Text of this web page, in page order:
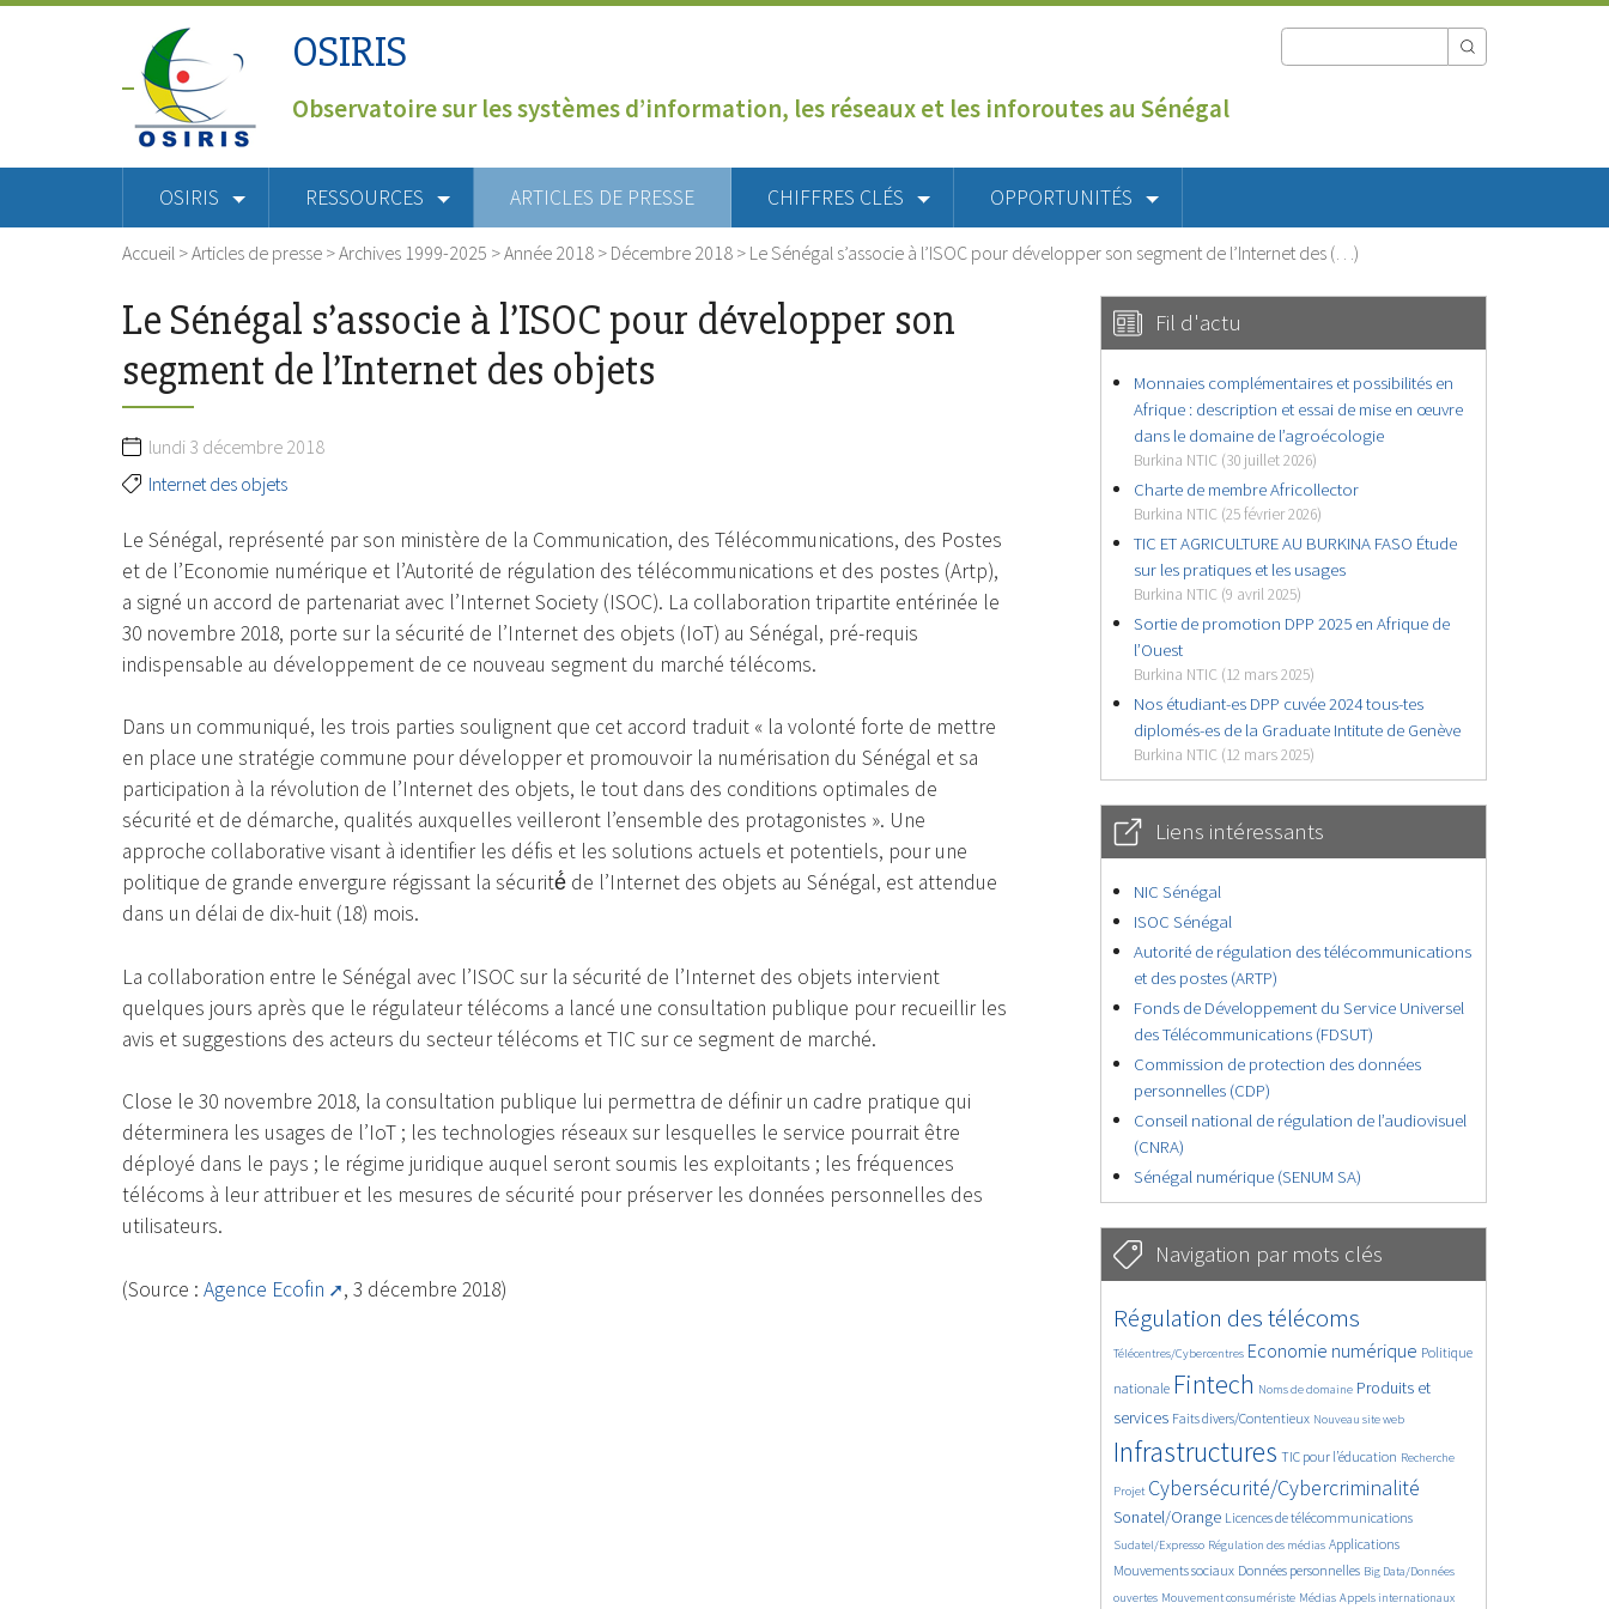
OSIRIS
Observatoire sur les systèmes d’information, les réseaux et les inforoutes au Sénégal
OSIRIS RESSOURCES ARTICLES DE PRESSE CHIFFRES CLÉS OPPORTUNITÉS
Accueil >Articles de presse >Archives 1999-2025 >Année 2018 > Décembre 2018 > Le Sénégal s’associe à l’ISOC pour développer son segment de l’Internet des (…)
Le Sénégal s’associe à l’ISOC pour développer son
segment de l’Internet des objets
lundi 3 décembre 2018
Internet des objets
Le Sénégal, représenté par son ministère de la Communication, des Télécommunications, des Postes
et de l’Economie numérique et l’Autorité de régulation des télécommunications et des postes (Artp),
a signé un accord de partenariat avec l’Internet Society (ISOC). La collaboration tripartite entérinée le
30 novembre 2018, porte sur la sécurité de l’Internet des objets (IoT) au Sénégal, pré-requis
indispensable au développement de ce nouveau segment du marché télécoms.
Dans un communiqué, les trois parties soulignent que cet accord traduit « la volonté forte de mettre
en place une stratégie commune pour développer et promouvoir la numérisation du Sénégal et sa
participation à la révolution de l’Internet des objets, le tout dans des conditions optimales de
sécurité et de démarche, qualités auxquelles veilleront l’ensemble des protagonistes ». Une
approche collaborative visant à identifier les défis et les solutions actuels et potentiels, pour une
politique de grande envergure régissant la sécurité́ de l’Internet des objets au Sénégal, est attendue
dans un délai de dix-huit (18) mois.
La collaboration entre le Sénégal avec l’ISOC sur la sécurité de l’Internet des objets intervient
quelques jours après que le régulateur télécoms a lancé une consultation publique pour recueillir les
avis et suggestions des acteurs du secteur télécoms et TIC sur ce segment de marché.
Close le 30 novembre 2018, la consultation publique lui permettra de définir un cadre pratique qui
déterminera les usages de l’IoT ; les technologies réseaux sur lesquelles le service pourrait être
déployé dans le pays ; le régime juridique auquel seront soumis les exploitants ; les fréquences
télécoms à leur attribuer et les mesures de sécurité pour préserver les données personnelles des
utilisateurs.
(Source : Agence Ecofin , 3 décembre 2018)
Fil d'actu
Monnaies complémentaires et possibilités en
Afrique : description et essai de mise en œuvre
dans le domaine de l’agroécologie
Burkina NTIC (30 juillet 2026)
Charte de membre Africollector
Burkina NTIC (25 février 2026)
TIC ET AGRICULTURE AU BURKINA FASO Étude
sur les pratiques et les usages
Burkina NTIC (9 avril 2025)
Sortie de promotion DPP 2025 en Afrique de
l’Ouest
Burkina NTIC (12 mars 2025)
Nos étudiant-es DPP cuvée 2024 tous-tes
diplomés-es de la Graduate Intitute de Genève
Burkina NTIC (12 mars 2025)
Liens intéressants
NIC Sénégal
ISOC Sénégal
Autorité de régulation des télécommunications
et des postes (ARTP)
Fonds de Développement du Service Universel
des Télécommunications (FDSUT)
Commission de protection des données
personnelles (CDP)
Conseil national de régulation de l’audiovisuel
(CNRA)
Sénégal numérique (SENUM SA)
Navigation par mots clés
4591/5774
Régulation des télécoms
352/5774
Télécentres/Cybercentres
3634/5774 Economie numérique
1849/5774
Politique
nationale
5292/5774Fintech
631/5774
Noms de domaine
2277/5774
Produits et
services
1550/5774Faits divers/Contentieux
818/5774 Nouveau site web
5774/5774
Infrastructures
1888/5774
TIC pour l’éducation
199/5774
Recherche
244/5774
Projet
3836/5774Cybersécurité/Cybercriminalité
2233/5774
Sonatel/Orange
1612/5774 Licences de télécommunications
278/5774
Sudatel/Expresso
1034/5774 Régulation des médias
1541/5774 Applications
1248/5774
Mouvements sociaux
1669/5774 Données personnelles
151/5774
Big Data/Données
ouvertes
666/5774Mouvement consumériste
366/5774 Médias
645/5774
Appels internationaux